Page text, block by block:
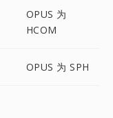
OPUS 为
HCOM
OPUS 为 SPH